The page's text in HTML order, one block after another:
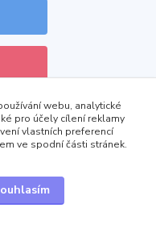
webu, analytické
pro účely cílení reklamy
vlastních preferencí
ve spodní části stránek.